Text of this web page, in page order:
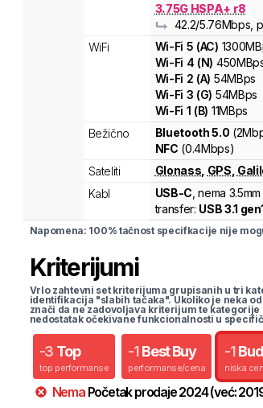
3.75G HSPA+ r8
42.2/5.76Mbps ,
WiFi
Wi-Fi 5 (AC) 1300
Wi-Fi 4 (N) 450
Wi-Fi 2 (A) 54MBps
Wi-Fi 3 (G) 54MBps
Wi-Fi 1 (B) 11MBps
Bežično
Bluetooth 5.0
NFC (0.4Mbps)
Sateliti
Glonass GPS
Kabl
USB-C , nema
transfer: USB 3.1
Napomena: 100% tačnost specifkacije nije
Kriterijumi
Vrlo zahtevni set kriterijuma grupisanih u tri
identifikacija "slabih tačaka". Ukoliko je neka
znači da ne zadovoljava kriterijum te
nedostatak očekivane funkcionalnosti u
-3 Top
top performanse
-1 Best Buy
performanse/cena
-1
niska
Nema Početak prodaje2024(već: